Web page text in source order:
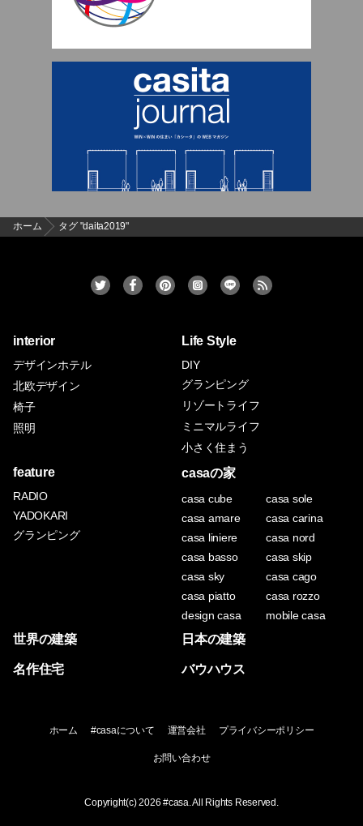
ホーム タグ "daita2019"
interior
デザインホテル
北欧デザイン
椅子
照明
Life Style
DIY
グランピング
リゾートライフ
ミニマルライフ
小さく住まう
feature
RADIO
YADOKARI
グランピング
casaの家
casa cube
casa sole
casa amare
casa carina
casa liniere
casa nord
casa basso
casa skip
casa sky
casa cago
casa piatto
casa rozzo
design casa
mobile casa
世界の建築 日本の建築
名作住宅 バウハウス
ホーム #casaについて 運営会社 プライバシーポリシー
お問い合わせ
Copyright(c) 2026#casa . All Rights Reserved.